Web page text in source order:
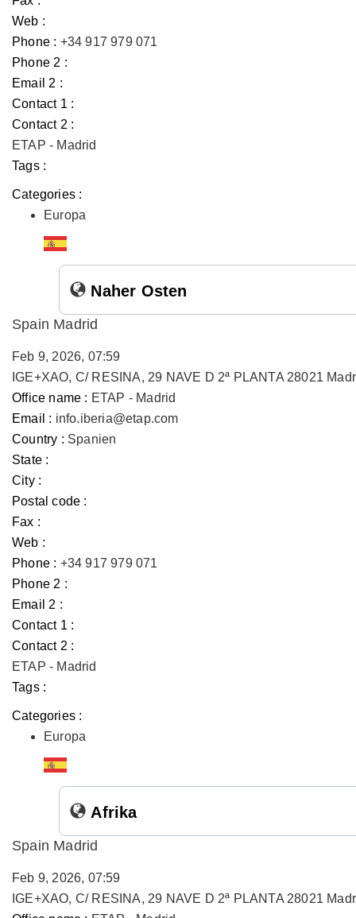
Web :
Phone : +34 917 979 071
Phone 2 :
Email 2 :
Contact 1 :
Contact 2 :
ETAP - Madrid
Tags :
Categories :
Europa
Naher Osten
Spain Madrid
Feb 9, 2026, 07:59
IGE+XAO, C/ RESINA, 29 NAVE D 2ª PLANTA 28021
Office name : ETAP - Madrid
Email : info.iberia@etap.com
Country : Spanien
State :
City :
Postal code :
Fax :
Web :
Phone : +34 917 979 071
Phone 2 :
Email 2 :
Contact 1 :
Contact 2 :
ETAP - Madrid
Tags :
Categories :
Europa
Afrika
Spain Madrid
Feb 9, 2026, 07:59
IGE+XAO, C/ RESINA, 29 NAVE D 2ª PLANTA 28021